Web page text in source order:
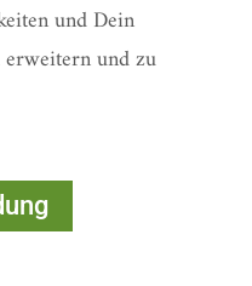
und Dein
erweitern und zu